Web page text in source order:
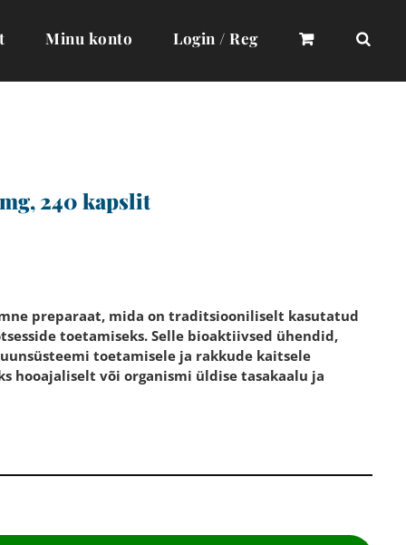
Minu konto Login / Reg
240 kapslit
preparaat, mida on traditsiooniliselt kasutatud
toetamiseks. Selle bioaktiivsed ühendid,
toetamisele ja rakkude kaitsele
hooajaliselt või organismi üldise tasakaalu ja